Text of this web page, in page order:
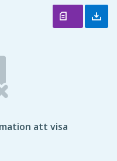
att visa